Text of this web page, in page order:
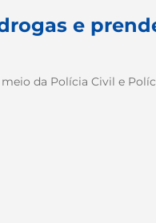
e
da Polícia Civil e